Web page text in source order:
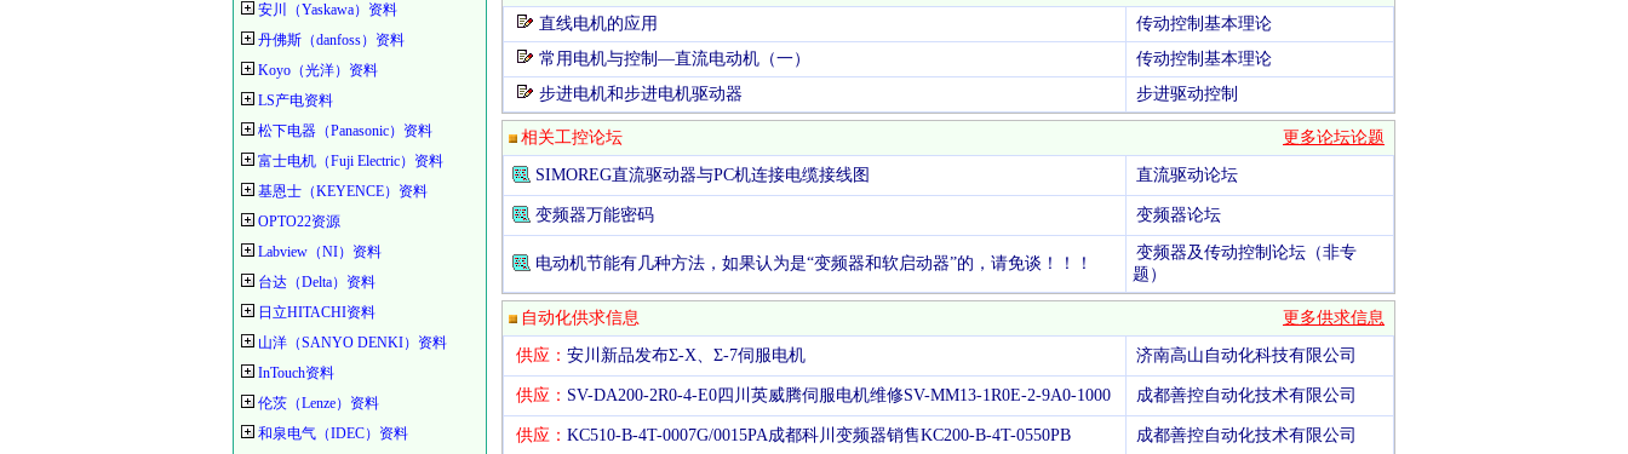
安川（Yaskawa）资料
丹佛斯（danfoss）资料
Koyo（光洋）资料
LS产电资料
松下电器（Panasonic）资料
富士电机（Fuji Electric）资料
基恩士（KEYENCE）资料
OPTO22资源
Labview（NI）资料
台达（Delta）资料
日立HITACHI资料
山洋（SANYO DENKI）资料
InTouch资料
伦茨（Lenze）资料
和泉电气（IDEC）资料
直线电机的应用
传动控制基本理论
常用电机与控制—直流电动机（一）
传动控制基本理论
步进电机和步进电机驱动器
步进驱动控制
相关工控论坛 更多论坛论题
SIMOREG直流驱动器与PC机连接电缆接线图 直流驱动论坛
变频器万能密码 变频器论坛
电动机节能有几种方法，如果认为是“变频器和软启动器”的，请免谈！！！
变频器及传动控制论坛（非专
题）
自动化供求信息 更多供求信息
供应： 安川新品发布Σ-X、Σ-7伺服电机 济南高山自动化科技有限公司
供应： SV-DA200-2R0-4-E0四川英威腾伺服电机维修SV-MM13-1R0E-2-9A0-1000 成都善控自动化技术有限公司
供应： KC510-B-4T-0007G/0015PA成都科川变频器销售KC200-B-4T-0550PB 成都善控自动化技术有限公司